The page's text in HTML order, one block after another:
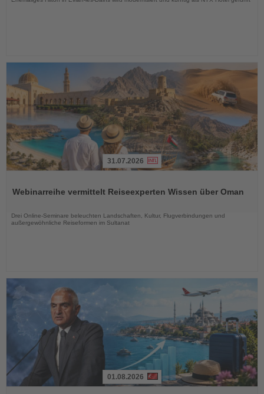
die
31.07.2026
Webinarreihe vermittelt Reiseexperten Wissen über Oman
Drei Online-Seminare beleuchten Landschaften, Kultur, Flugverbindungen und
außergewöhnliche Reiseformen im Sultanat
01.08.2026